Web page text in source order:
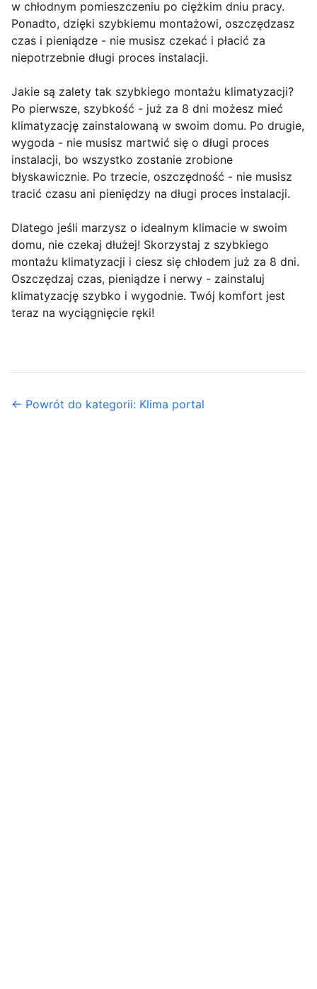
w chłodnym pomieszczeniu po ciężkim dniu pracy.
Ponadto, dzięki szybkiemu montażowi, oszczędzasz
czas i pieniądze - nie musisz czekać i płacić za
niepotrzebnie długi proces instalacji.
Jakie są zalety tak szybkiego montażu klimatyzacji?
Po pierwsze, szybkość - już za 8 dni możesz mieć
klimatyzację zainstalowaną w swoim domu. Po drugie,
wygoda - nie musisz martwić się o długi proces
instalacji, bo wszystko zostanie zrobione
błyskawicznie. Po trzecie, oszczędność - nie musisz
tracić czasu ani pieniędzy na długi proces instalacji.
Dlatego jeśli marzysz o idealnym klimacie w swoim
domu, nie czekaj dłużej! Skorzystaj z szybkiego
montażu klimatyzacji i ciesz się chłodem już za 8 dni.
Oszczędzaj czas, pieniądze i nerwy - zainstaluj
klimatyzację szybko i wygodnie. Twój komfort jest
teraz na wyciągnięcie ręki!
← Powrót do kategorii: Klima portal